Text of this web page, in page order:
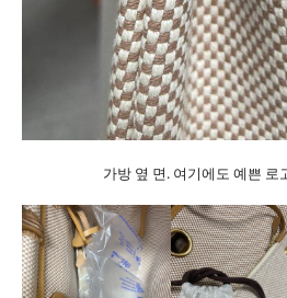
가방 옆 면. 여기에도 예쁜 로